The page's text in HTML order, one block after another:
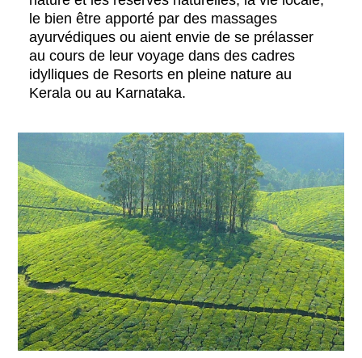
le bien être apporté par des massages
ayurvédiques ou aient envie de se prélasser
au cours de leur voyage dans des cadres
idylliques de Resorts en pleine nature au
Kerala ou au Karnataka.